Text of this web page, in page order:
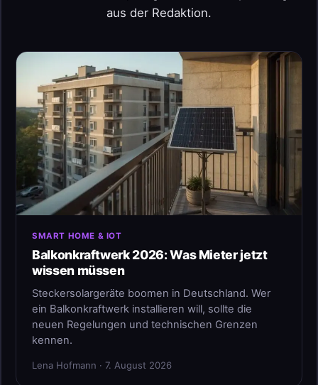
aus der Redaktion.
SMART HOME & IOT
Balkonkraftwerk 2026: Was Mieter jetzt
wissen müssen
Steckersolargeräte boomen in Deutschland. Wer
ein Balkonkraftwerk installieren will, sollte die
neuen Regelungen und technischen Grenzen
kennen.
Lena Hofmann · 7. August 2026